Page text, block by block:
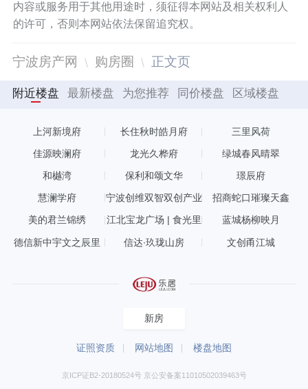
内容或服务用于其他用途时，须征得本网站及相关权利人
的许可，否则本网站依法保留追究权。
宁波房产网 购房圈 正文页
附近楼盘 最新楼盘 为您推荐 同价楼盘 区域楼盘
上河新境府 长住秋时皓月府 三里风荷
佳源映澜府 龙光久桦府 绿城春风晴翠
和樾湾 保利和颂文华 璟辰府
慧澜学府
宁波创维双智双创产业
招商蛇口璀璨天鑫
美的君兰锦绣 江北宝龙广场 | 食光里 蓝城杨柳映月
德信新中宇文之辰里 信达∙玖珑山房 文创甬江城
新房
证照资质 网站地图 楼盘地图
京ICP证B2-20180524号 京公安备案11010502039463号